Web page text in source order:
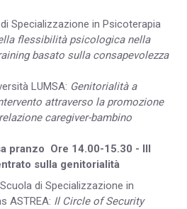
Specializzazione in Psicoterapia
flessibilità psicologica nella
basato sulla consapevolezza
LUMSA: Genitorialità a
attraverso la promozione
caregiver-bambino
pranzo Ore 14.00-15.30 - III
sulla genitorialità
di Specializzazione in
ASTREA: Il Circle of Security